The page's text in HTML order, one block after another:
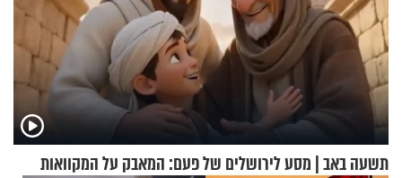
תשעה באב | מסע לירושלים של פעם: המאבק על המקוואות